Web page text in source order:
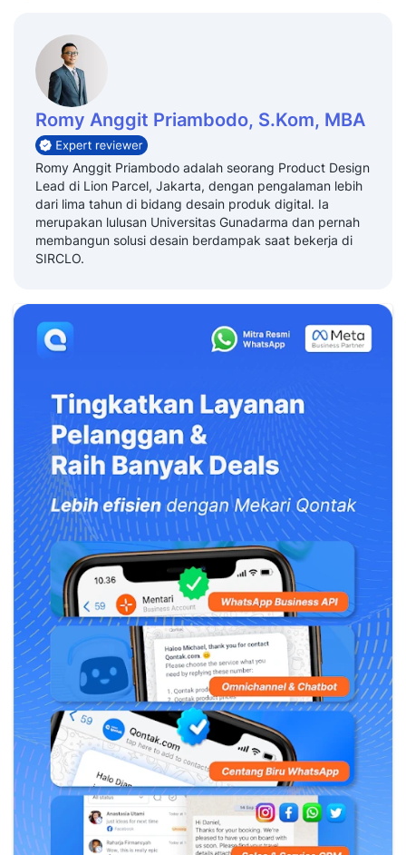
Romy Anggit Priambodo, S.Kom, MBA
Romy Anggit Priambodo adalah seorang Product Design
Lead di Lion Parcel, Jakarta, dengan pengalaman lebih
dari lima tahun di bidang desain produk digital. Ia
merupakan lulusan Universitas Gunadarma dan pernah
membangun solusi desain berdampak saat bekerja di
SIRCLO.